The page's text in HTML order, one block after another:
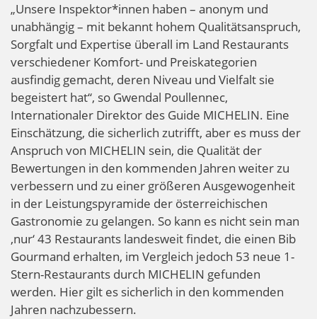
„Unsere Inspektor*innen haben – anonym und
unabhängig – mit bekannt hohem Qualitätsanspruch,
Sorgfalt und Expertise überall im Land Restaurants
verschiedener Komfort- und Preiskategorien
ausfindig gemacht, deren Niveau und Vielfalt sie
begeistert hat“, so Gwendal Poullennec,
Internationaler Direktor des Guide MICHELIN. Eine
Einschätzung, die sicherlich zutrifft, aber es muss der
Anspruch von MICHELIN sein, die Qualität der
Bewertungen in den kommenden Jahren weiter zu
verbessern und zu einer größeren Ausgewogenheit
in der Leistungspyramide der österreichischen
Gastronomie zu gelangen. So kann es nicht sein man
‚nur‘ 43 Restaurants landesweit findet, die einen Bib
Gourmand erhalten, im Vergleich jedoch 53 neue 1-
Stern-Restaurants durch MICHELIN gefunden
werden. Hier gilt es sicherlich in den kommenden
Jahren nachzubessern.